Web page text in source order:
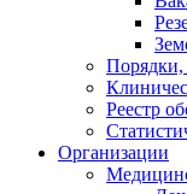
Порядки,
Реестр
Организации